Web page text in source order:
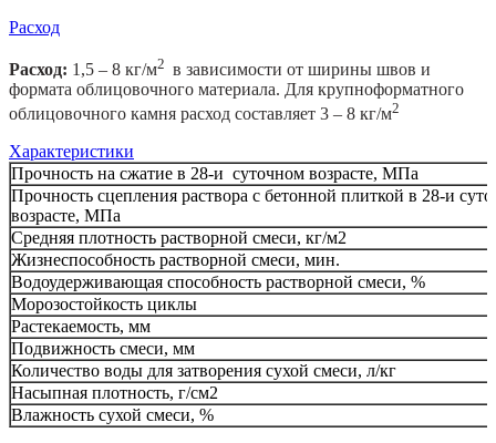
Расход
Расход: 1,5 – 8 кг/м2 в зависимости от ширины швов и
формата облицовочного материала. Для крупноформатного
облицовочного камня расход составляет 3 – 8 кг/м2
Характеристики
Прочность на сжатие в 28-и суточном возрасте, МПа
Прочность сцепления раствора с бетонной плиткой в 28-и
возрасте, МПа
Средняя плотность растворной смеси, кг/м2
Жизнеспособность растворной смеси, мин.
Водоудерживающая способность растворной смеси, %
Морозостойкость циклы
Растекаемость, мм
Подвижность смеси, мм
Количество воды для затворения сухой смеси, л/кг
Насыпная плотность, г/см2
Влажность сухой смеси, %